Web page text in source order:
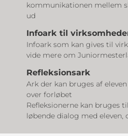
kommunikationen mellem
ud
Infoark til
Infoark som kan gives til
vide mere om
Refleksionsark
Ark der kan bruges af
over forløbet
Refleksionerne kan bruges
løbende dialog med